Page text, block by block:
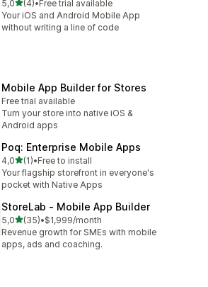
5,0na 5 gwiazdek
(4)
Łączna liczba recenzji: 4
•Free trial available
Your iOS and Android Mobile App
without writing a line of code
Mobile App Builder for Stores
Free trial available
Turn your store into native iOS &
Android apps
Poq: Enterprise Mobile Apps
4,0na 5 gwiazdek
(1)
Łączna liczba recenzji: 1
•Free to install
Your flagship storefront in everyone's
pocket with Native Apps
StoreLab ‑ Mobile App Builder
5,0na 5 gwiazdek
(35)
Łączna liczba recenzji: 35
•$1,999/month
Revenue growth for SMEs with mobile
apps, ads and coaching.